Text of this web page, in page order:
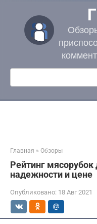
контенту
Поиск:
Главная » Обзоры
Рейтинг мясорубок
надежности и цене
Опубликовано: 18 Авг 2021